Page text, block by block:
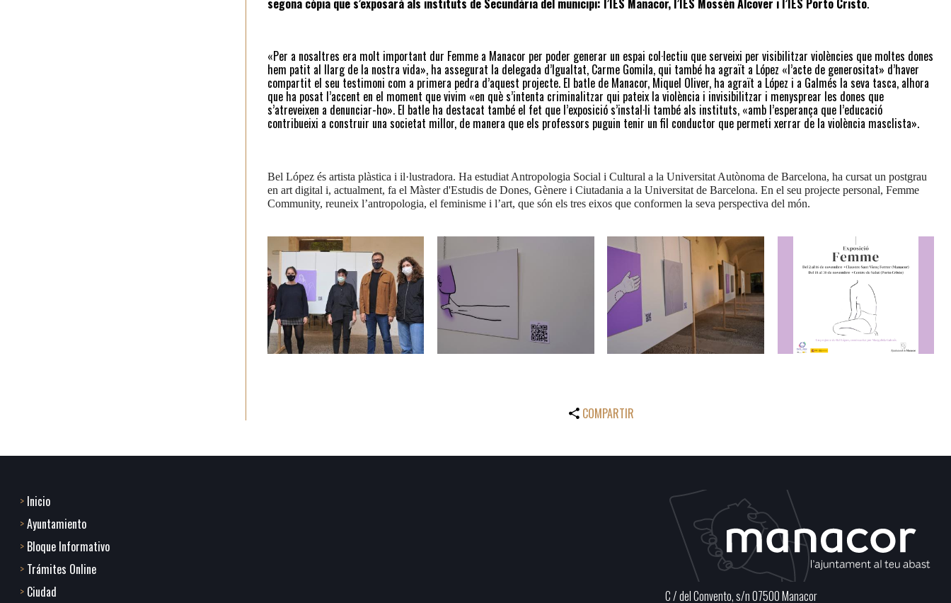
segona còpia que s’exposarà als instituts de Secundària del municipi: l’IES Manacor, l’IES Mossèn Alcover i l’IES Porto Cristo.
«Per a nosaltres era molt important dur Femme a Manacor per poder generar un espai col·lectiu que serveixi per visibilitzar violències que moltes dones
hem patit al llarg de la nostra vida», ha assegurat la delegada d’Igualtat, Carme Gomila, qui també ha agraït a López «l’acte de generositat» d’haver
compartit el seu testimoni com a primera pedra d’aquest projecte. El batle de Manacor, Miquel Oliver, ha agraït a López i a Galmés la seva tasca, alhora
que ha posat l’accent en el moment que vivim «en què s’intenta criminalitzar qui pateix la violència i invisibilitzar i menysprear les dones que
s’atreveixen a denunciar-ho». El batle ha destacat també el fet que l’exposició s’instal·li també als instituts, «amb l’esperança que l’educació
contribueixi a construir una societat millor, de manera que els professors puguin tenir un fil conductor que permeti xerrar de la violència masclista».
Bel López és artista plàstica i il·lustradora. Ha estudiat Antropologia Social i Cultural a la Universitat Autònoma de Barcelona, ha cursat un postgrau
en art digital i, actualment, fa el Màster d'Estudis de Dones, Gènere i Ciutadania a la Universitat de Barcelona. En el seu projecte personal, Femme
Community, reuneix l’antropologia, el feminisme i l’art, que són els tres eixos que conformen la seva perspectiva del món.
COMPARTIR
Footer
menu
1
Inicio
Ayuntamiento
Bloque Informativo
Trámites Online
Ciudad
C / del Convento, s/n 07500 Manacor